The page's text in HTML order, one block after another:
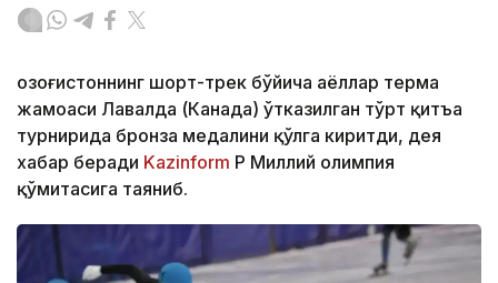
Қозоғистоннинг шорт-трек бўйича аёллар терма
жамоаси Лавалда (Канада) ўтказилган тўрт қитъа
турнирида бронза медалини қўлга киритди, дея
хабар беради Kazinform ҚР Миллий олимпия
қўмитасига таяниб.